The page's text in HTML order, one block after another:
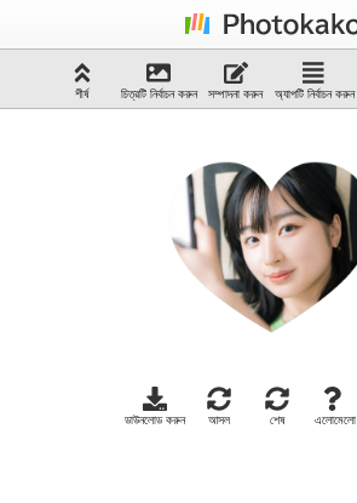
শীর্ষ চিত্রটি নির্বাচন করুন সম্পাদনা করুন অ্যাপটি নির্বাচন করুন
ডাউনলোড করুন আসল শেষ এলোমেলো